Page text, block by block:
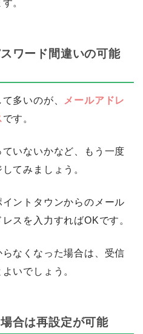
。
ワード間違いの可能
多いのが、
メールアドレ
です。
いないかなど、もう一度
てみましょう。
ントタウンからのメール
スを入力すればOKです。
なくなった場合は、受信
いでしょう。
合は再設定が可能